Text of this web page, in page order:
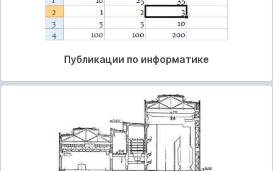
Публикации по информатике